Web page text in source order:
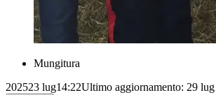
Mungitura
202523 lug14:22Ultimo aggiornamento: 29